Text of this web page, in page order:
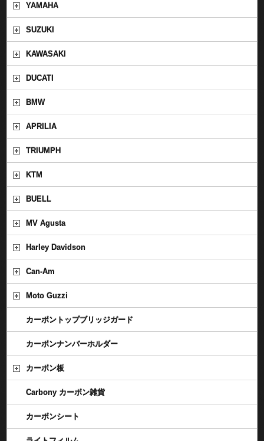
YAMAHA
SUZUKI
KAWASAKI
DUCATI
BMW
APRILIA
TRIUMPH
KTM
BUELL
MV Agusta
Harley Davidson
Can-Am
Moto Guzzi
カーボントップブリッジガード
カーボンナンバーホルダー
カーボン板
Carbony カーボン雑貨
カーボンシート